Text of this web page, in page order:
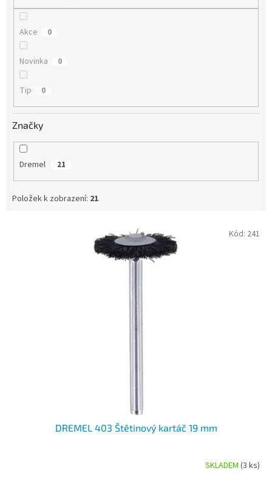
Akce 0
Novinka 0
Tip 0
Značky
Dremel 21
Položek k zobrazení: 21
DREMEL 403 Štětinový kartáč 19 mm
SKLADEM (3 ks)
Kód: 241